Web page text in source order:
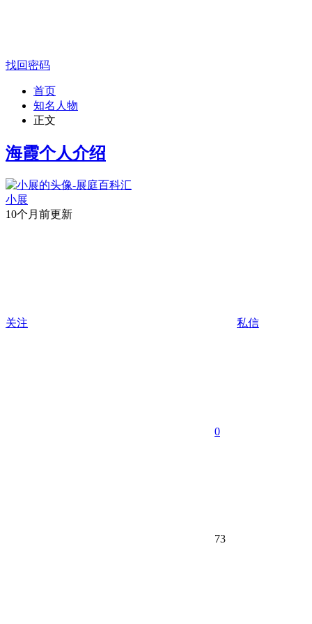
找回密码
首页
知名人物
正文
海霞个人介绍
小展
10个月前更新
关注 私信
0
73